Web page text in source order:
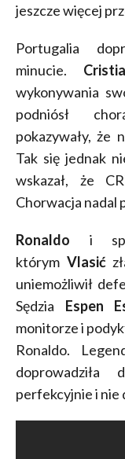
jeszcze więcej
Portugalia
minucie.
wykonywania
podniósł
pokazywały, że
Tak się jednak
wskazał, że
Chorwacja nadal
Ronaldo i
którym Vlasić
uniemożliwił
Sędzia Espen
monitorze i
Ronaldo.
doprowadziła
perfekcyjnie i nie